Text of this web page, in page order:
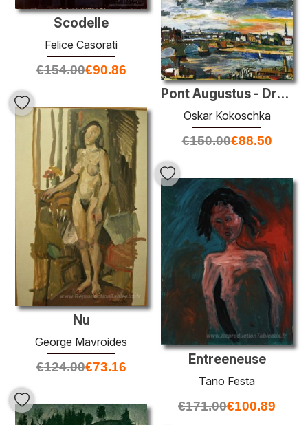
Scodelle
Felice Casorati
€154.00€90.86
Pont Augustus - Dresde
Oskar Kokoschka
€150.00€88.50
Nu
George Mavroides
€124.00€73.16 Entreeneuse
Tano Festa
€171.00€100.89